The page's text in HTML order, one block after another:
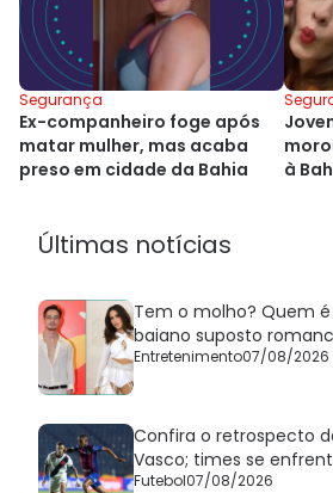
Segurança
Ex-companheiro foge após
matar mulher, mas acaba
preso em cidade da Bahia
à
Últimas notícias
Tem o molho? Quem
baiano suposto
Entretenimento07/08/2026
Confira o retrospecto
Vasco; times se
Futebol07/08/2026